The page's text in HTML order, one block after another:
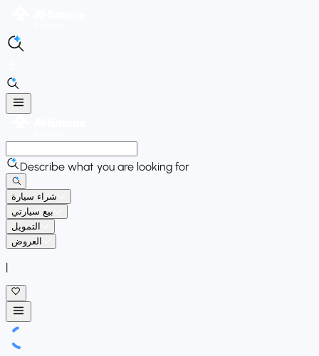
Describe what you are looking for
شراء سيارة
بيع سيارتي
التمويل
العروض
|